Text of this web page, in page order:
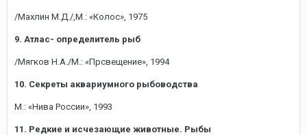
/Махлин М.Д./,М.: «Колос», 1975
9. Атлас- определитель рыб
/Мягков Н.А./М.: «Прсвещение», 1994
10. Секреты аквариумного рыбоводства
М.: «Нива России», 1993
11. Редкие и исчезающие животные. Рыбы